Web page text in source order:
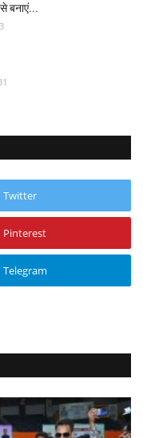
बनाएं...
Twitter
Pinterest
Telegram